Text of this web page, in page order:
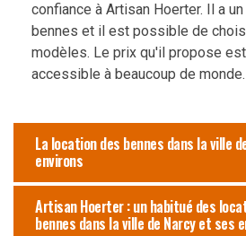
confiance à Artisan Hoerter. Il a
bennes et il est possible de
modèles. Le prix qu'il propose
accessible à beaucoup de monde.
La location des bennes dans la ville
environs
Artisan Hoerter : un habitué des
bennes dans la ville de Narcy et ses